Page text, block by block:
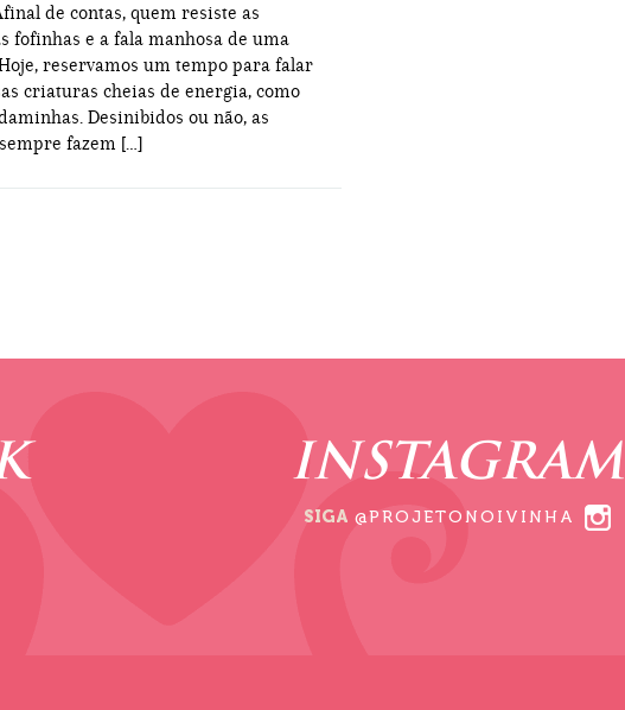
de contas, quem resiste as
fofinhas e a fala manhosa de uma
reservamos um tempo para falar
criaturas cheias de energia, como
Desinibidos ou não, as
fazem […]
INSTAGRAM
SIGA @PROJETONOIVINHA